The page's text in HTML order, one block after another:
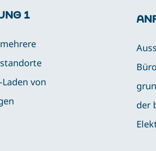
1
von
der